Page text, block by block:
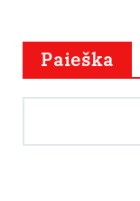
Paieška